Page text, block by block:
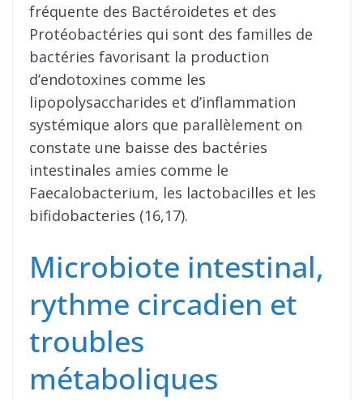
fréquente des Bactéroidetes et des
Protéobactéries qui sont des familles de
bactéries favorisant la production
d’endotoxines comme les
lipopolysaccharides et d’inflammation
systémique alors que parallèlement on
constate une baisse des bactéries
intestinales amies comme le
Faecalobacterium, les lactobacilles et les
bifidobacteries (16,17).
Microbiote intestinal,
rythme circadien et
troubles
métaboliques